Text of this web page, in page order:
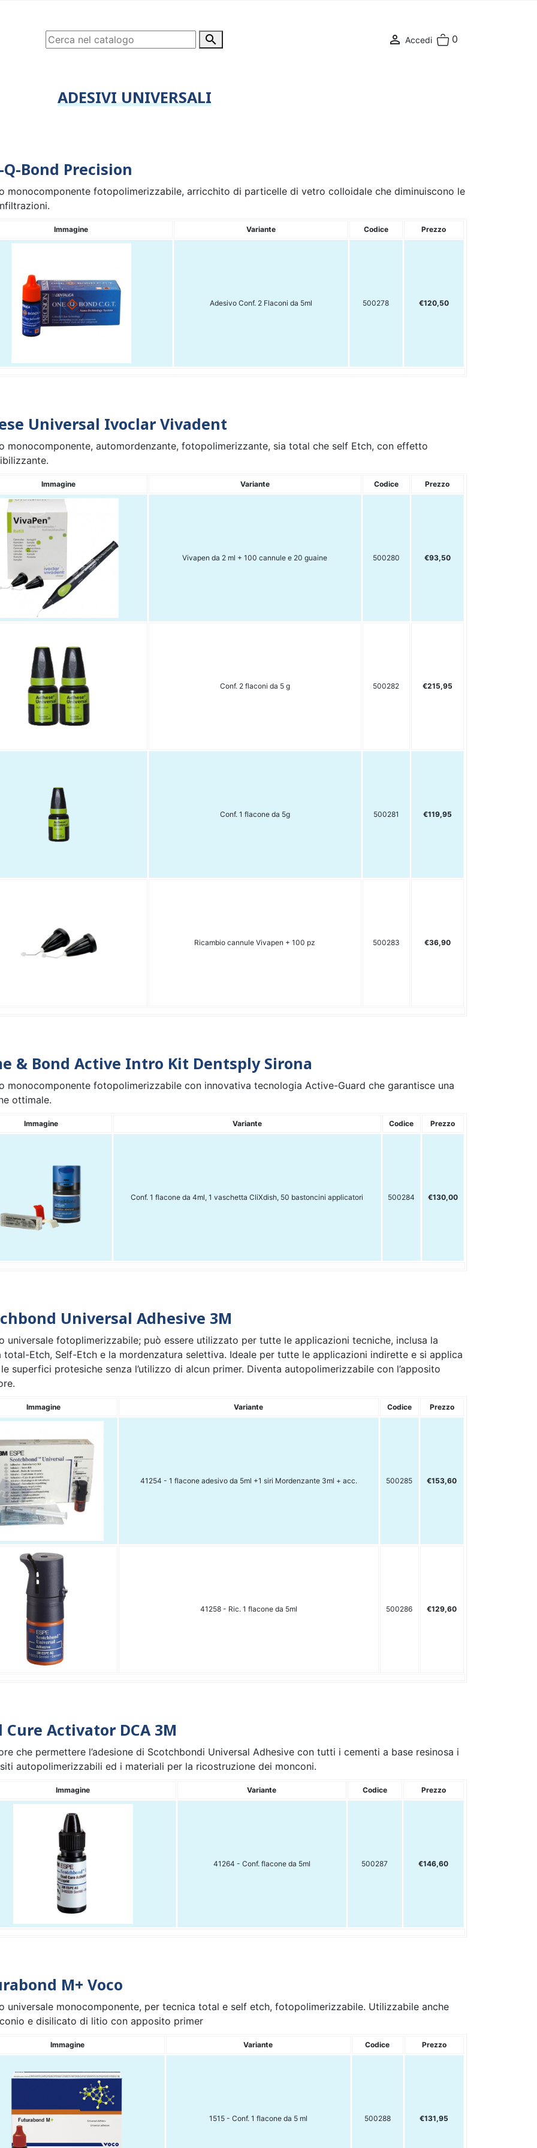
  Accedi 0
ADESIVI UNIVERSALI
Bond Precision
monocomponente fotopolimerizzabile, arricchito di particelle di vetro colloidale che diminuiscono le
Immagine Variante Codice Prezzo
Adesivo Conf. 2 Flaconi da 5ml 500278 €120,50
Universal Ivoclar Vivadent
monocomponente, automordenzante, fotopolimerizzante, sia total che self Etch, con effetto
Immagine Variante Codice Prezzo
Vivapen da 2 ml + 100 cannule e 20 guaine 500280 €93,50
Conf. 2 flaconi da 5 g 500282 €215,95
Conf. 1 flacone da 5g 500281 €119,95
Ricambio cannule Vivapen + 100 pz 500283 €36,90
& Bond Active Intro Kit Dentsply Sirona
monocomponente fotopolimerizzabile con innovativa tecnologia Active-Guard che garantisce una
ottimale.
Immagine Variante Codice Prezzo
Conf. 1 flacone da 4ml, 1 vaschetta CliXdish, 50 bastoncini applicatori 500284 €130,00
Universal Adhesive 3M
universale fotoplimerizzabile; può essere utilizzato per tutte le applicazioni tecniche, inclusa la
total-Etch, Self-Etch e la mordenzatura selettiva. Ideale per tutte le applicazioni indirette e si applica
superfici protesiche senza l’utilizzo di alcun primer. Diventa autopolimerizzabile con l’apposito
Immagine Variante Codice Prezzo
41254 - 1 flacone adesivo da 5ml +1 siri Mordenzante 3ml + acc. 500285 €153,60
41258 - Ric. 1 flacone da 5ml 500286 €129,60
Cure Activator DCA 3M
che permettere l’adesione di Scotchbondi Universal Adhesive con tutti i cementi a base resinosa i
autopolimerizzabili ed i materiali per la ricostruzione dei monconi.
Immagine Variante Codice Prezzo
41264 - Conf. flacone da 5ml 500287 €146,60
M+ Voco
universale monocomponente, per tecnica total e self etch, fotopolimerizzabile. Utilizzabile anche
e disilicato di litio con apposito primer
Immagine Variante Codice Prezzo
1515 - Conf. 1 flacone da 5 ml 500288 €131,95